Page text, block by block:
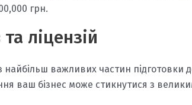
грн.
ліцензій
важливих частин підготовки
ваш бізнес може стикнутися з